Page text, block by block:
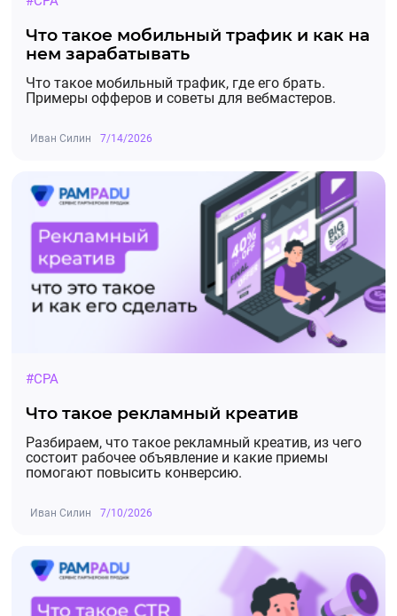
Что такое мобильный трафик и как на
нем зарабатывать
Что такое мобильный трафик, где его брать.
Примеры офферов и советы для вебмастеров.
Иван Силин 7/14/2026
#CPA
Что такое рекламный креатив
Разбираем, что такое рекламный креатив, из чего
состоит рабочее объявление и какие приемы
помогают повысить конверсию.
Иван Силин 7/10/2026